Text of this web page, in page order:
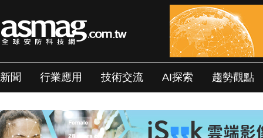
新聞 行業應用 技術交流 AI探索 趨勢觀點